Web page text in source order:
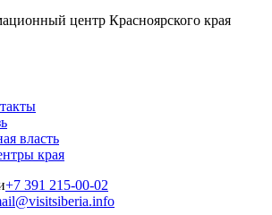
центр Красноярского края
власть
края
+7 391 215-00-02